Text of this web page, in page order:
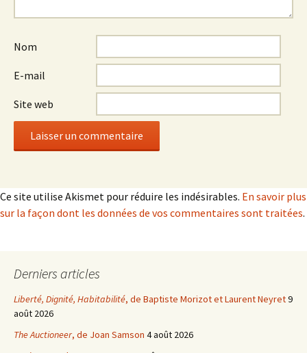
Nom
E-mail
Site web
Ce site utilise Akismet pour réduire les indésirables. En savoir plus
sur la façon dont les données de vos commentaires sont traitées.
Derniers articles
Liberté, Dignité, Habitabilité, de Baptiste Morizot et Laurent Neyret9
août 2026
The Auctioneer, de Joan Samson 4 août 2026